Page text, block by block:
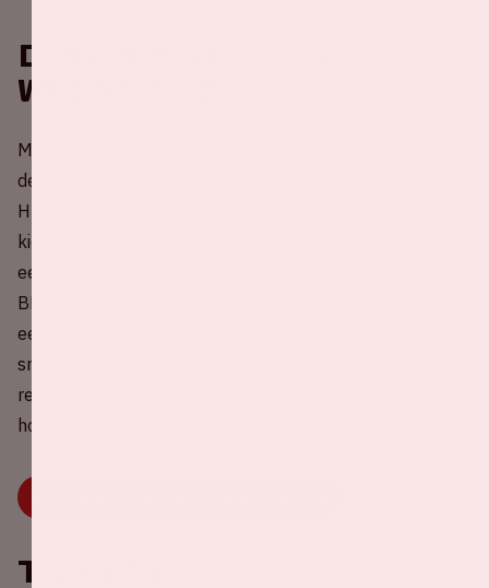
Dineren voor de
wedstrijd
Maak jouw dag compleet en kom gezellig dineren voor
de wedstrijd. In samenwerking met topklasse cateraar
Hutten zijn er drie toffe concepten waar je uit kunt
kiezen met één gemene deler: een culinaire avond op
een unieke locatie. Met de concepten By Lute, BAUT en
BRKLN is er voor ieder wat wils. Van high-end dining in
een ontspannen setting tot het beproefde en
smaakvolle BRKLN concept mét spectaculair uitzicht. De
restaurants zijn toegankelijk voor bezoekers op de
hoofdtribune.
Tickets